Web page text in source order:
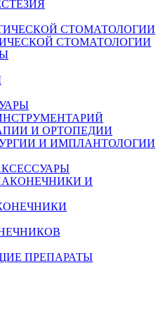
СТОМАТОЛОГИИ
СТОМАТОЛОГИИ
И ОРТОПЕДИИ
И ИМПЛАНТОЛОГИИ
И
ПРЕПАРАТЫ